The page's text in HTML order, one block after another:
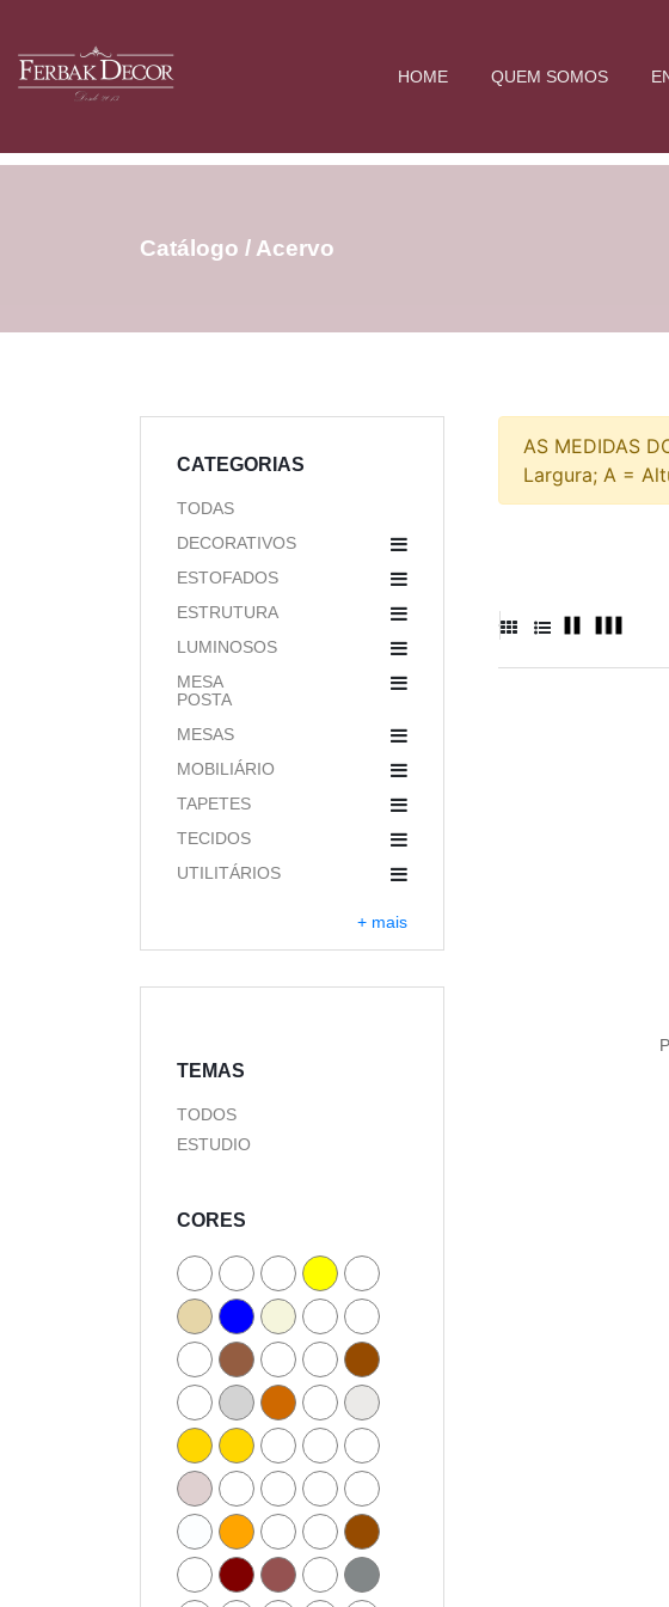
HOME QUEM SOMOS
Catálogo / Acervo
CATEGORIAS
TODAS
DECORATIVOS
ESTOFADOS
ESTRUTURA
LUMINOSOS
MESA
POSTA
MESAS
MOBILIÁRIO
TAPETES
TECIDOS
UTILITÁRIOS
+ mais
TEMAS
TODOS
ESTUDIO
CORES
AS MEDIDAS
Largura; A =